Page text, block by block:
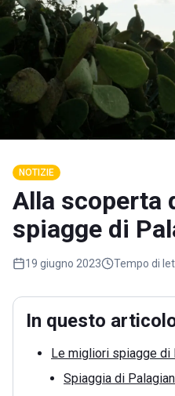
NOTIZIE
Alla scoperta
spiagge di
19 giugno 2023 Tempo di
In questo
Le migliori spiagge di
Spiaggia di